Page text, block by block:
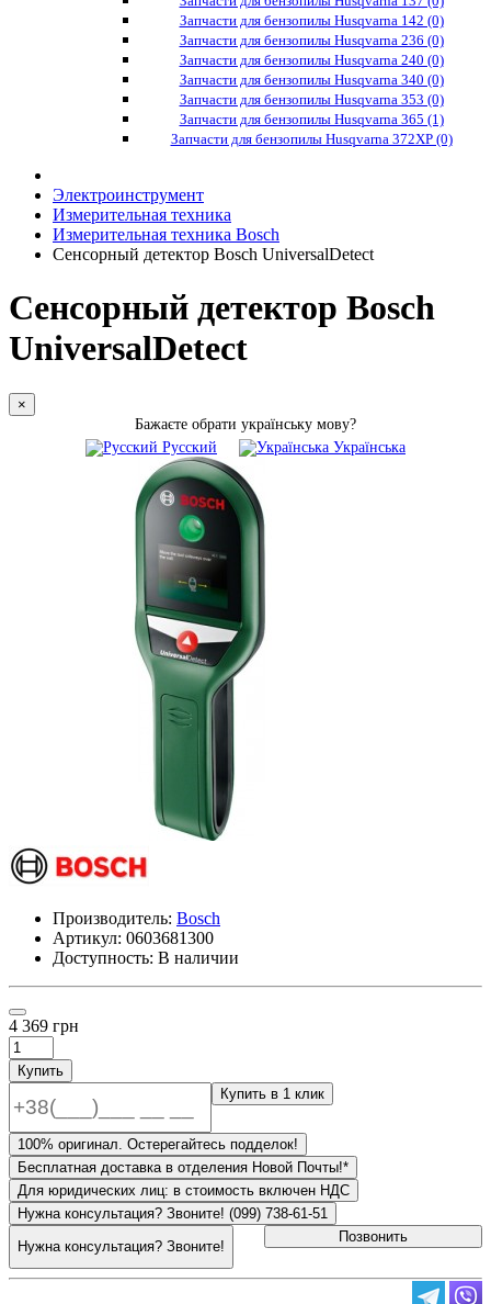
Запчасти для бензопилы Husqvarna 142 (0)
Запчасти для бензопилы Husqvarna 236 (0)
Запчасти для бензопилы Husqvarna 240 (0)
Запчасти для бензопилы Husqvarna 340 (0)
Запчасти для бензопилы Husqvarna 353 (0)
Запчасти для бензопилы Husqvarna 365 (1)
Запчасти для бензопилы Husqvarna 372XP (0)
Электроинструмент
Измерительная техника
Измерительная техника Bosch
Сенсорный детектор Bosch UniversalDetect
Сенсорный детектор Bosch
UniversalDetect
×
Бажаєте обрати українську мову?
Русский
Українська
Производитель: Bosch
Артикул: 0603681300
Доступность: В наличии
4 369 грн
Купить
Купить в 1 клик
100% оригинал. Остерегайтесь подделок!
Бесплатная доставка в отделения Новой Почты!*
Для юридических лиц: в стоимость включен НДС
Нужна консультация? Звоните! (099) 738-61-51
Нужна консультация? Звоните!
Позвонить